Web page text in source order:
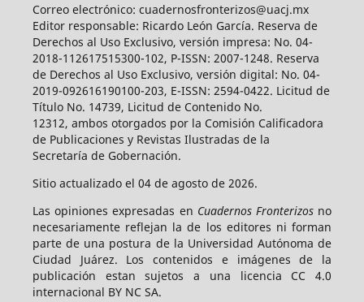
Correo electrónico: cuadernosfronterizos@uacj.mx
Editor responsable: Ricardo León García. Reserva de
Derechos al Uso Exclusivo, versión impresa: No. 04-
2018-112617515300-102, P-ISSN: 2007-1248. Reserva
de Derechos al Uso Exclusivo, versión digital: No. 04-
2019-092616190100-203, E-ISSN: 2594-0422. Licitud de
Título No. 14739, Licitud de Contenido No.
12312, ambos otorgados por la Comisión Calificadora
de Publicaciones y Revistas Ilustradas de la
Secretaría de Gobernación.
Sitio actualizado el 04 de agosto de 2026.
Las opiniones expresadas en Cuadernos Fronterizosno
necesariamente reflejan la de los editores ni forman
parte de una postura de la Universidad Autónoma de
Ciudad Juárez. Los contenidos e imágenes de la
publicación estan sujetos a una licencia CC 4.0
internacional BY NC SA.